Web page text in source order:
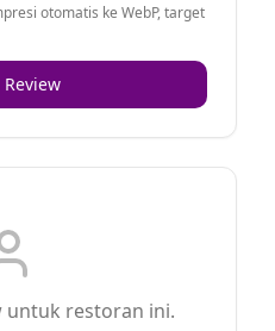
otomatis ke WebP, target
untuk restoran ini.